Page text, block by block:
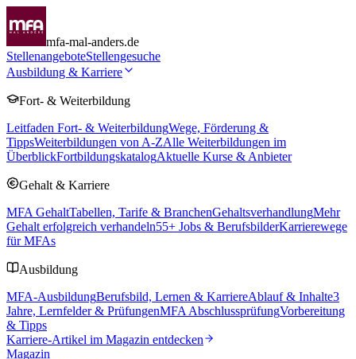
mfa-mal-anders.de
StellenangeboteStellengesuche
Ausbildung & Karriere
Fort- & Weiterbildung
Leitfaden Fort- & WeiterbildungWege, Förderung &
TippsWeiterbildungen von A-ZAlle Weiterbildungen im
ÜberblickFortbildungskatalogAktuelle Kurse & Anbieter
Gehalt & Karriere
MFA GehaltTabellen, Tarife & BranchenGehaltsverhandlungMehr
Gehalt erfolgreich verhandeln55+ Jobs & BerufsbilderKarrierewege
für MFAs
Ausbildung
MFA-AusbildungBerufsbild, Lernen & KarriereAblauf & Inhalte3
Jahre, Lernfelder & PrüfungenMFA AbschlussprüfungVorbereitung
& Tipps
Karriere-Artikel im Magazin entdecken
Magazin